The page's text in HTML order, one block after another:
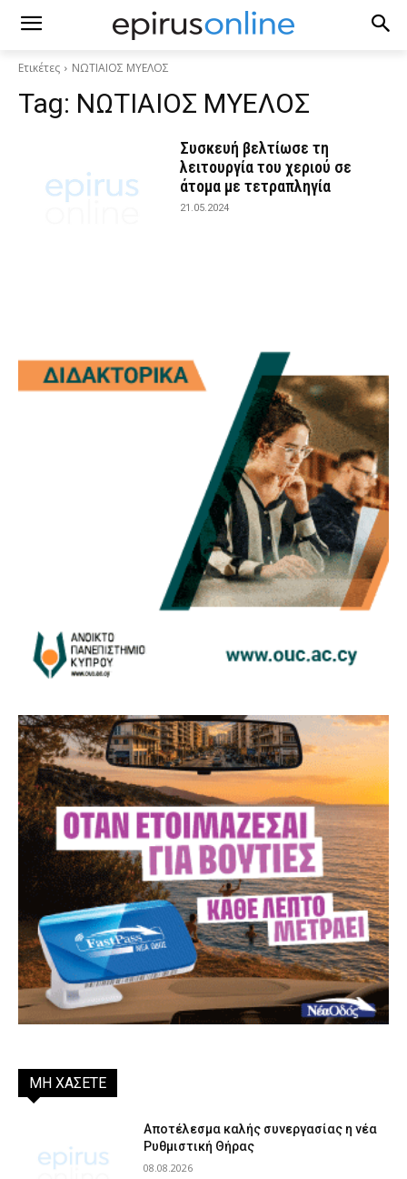
Ετικέτες ΝΩΤΙΑΙΟΣ ΜΥΕΛΟΣ
Tag: ΝΩΤΙΑΙΟΣ ΜΥΕΛΟΣ
Συσκευή βελτίωσε τη
λειτουργία του χεριού σε
άτομα με τετραπληγία
21.05.2024
ΜΗ ΧΑΣΕΤΕ
Αποτέλεσμα καλής συνεργασίας η νέα
Ρυθμιστική Θήρας
08.08.2026